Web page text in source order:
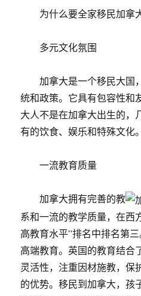
为什么要全家移民加拿
多元文化氛围
加拿大是一个移民大国
统和政策。它具有包容性和
大人不是在加拿大出生的，
有的饮食、娱乐和特殊文化。
一流教育质量
加拿大拥有完善的教
系和一流的教学质量，在西
高教育水平”排名中排名第
高端教育。英国的教育结合
灵活性，注重因材施教，保
的优势。移民到加拿大，孩